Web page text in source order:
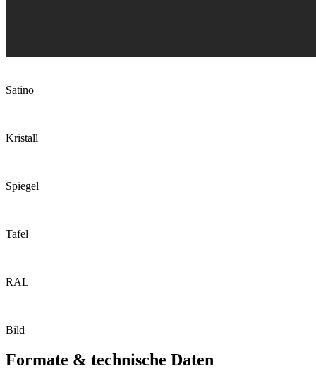
Satino
Kristall
Spiegel
Tafel
RAL
Bild
Formate & technische Daten